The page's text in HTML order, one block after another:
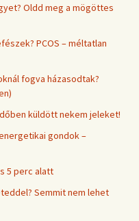
Oldd meg a mögöttes
PCOS – méltatlan
fogva házasodtak?
küldött nekem jeleket!
gondok –
5 perc alatt
Semmit nem lehet